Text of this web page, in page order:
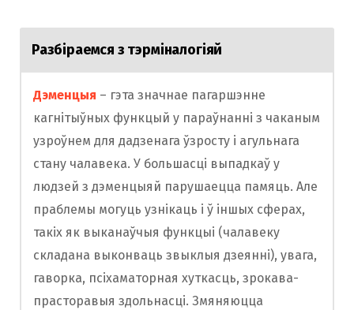
Разбіраемся з тэрміналогіяй
Дэменцыя – гэта значнае пагаршэнне
кагнітыўных функцый у параўнанні з чаканым
узроўнем для дадзенага ўзросту і агульнага
стану чалавека. У большасці выпадкаў у
людзей з дэменцыяй парушаецца памяць. Але
праблемы могуць узнікаць і ў іншых сферах,
такіх як выканаўчыя функцыі (чалавеку
складана выконваць звыклыя дзеянні), увага,
гаворка, псіхаматорная хуткасць, зрокава-
прасторавыя здольнасці. Змяняюцца